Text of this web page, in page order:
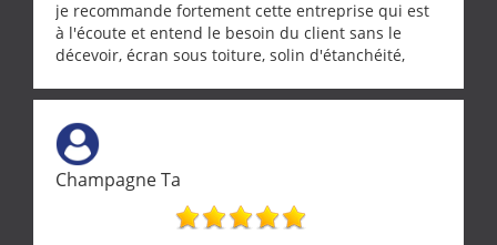
je recommande fortement cette entreprise qui est
à l'écoute et entend le besoin du client sans le
décevoir, écran sous toiture, solin d'étanchéité,
récupérateur d'eau, tout a été parfaitement mis en
œuvre sans besoin d'y revenir. confiance assurée.
Champagne Ta